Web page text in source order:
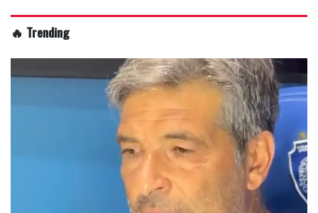
🔥 Trending